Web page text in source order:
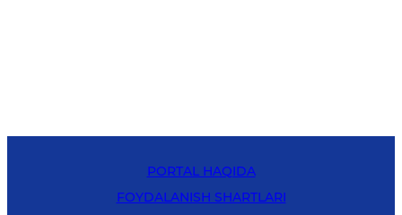
PORTAL HAQIDA
FOYDALANISH SHARTLARI